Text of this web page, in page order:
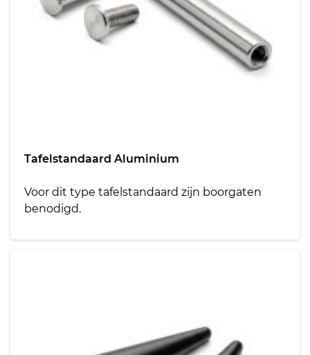
Tafelstandaard Aluminium
Voor dit type tafelstandaard zijn boorgaten
benodigd.